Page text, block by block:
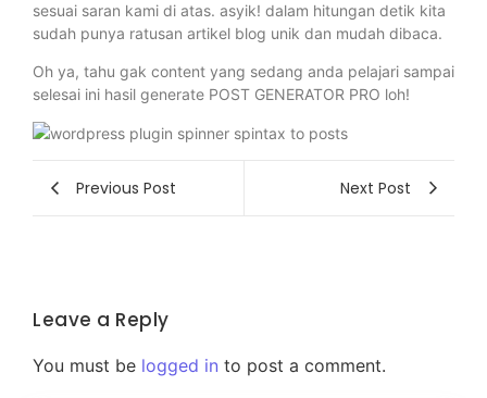
sesuai saran kami di atas. asyik! dalam hitungan detik kita
sudah punya ratusan artikel blog unik dan mudah dibaca.
Oh ya, tahu gak content yang sedang anda pelajari sampai
selesai ini hasil generate POST GENERATOR PRO loh!
Previous Post Next Post
Leave a Reply
You must be logged in to post a comment.